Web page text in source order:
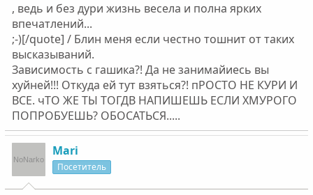
, ведь и без дури жизнь весела и полна ярких
впечатлений...
;-)[/quote] / Блин меня если честно тошнит от таких
высказываний.
Зависимость с гашика?! Да не занимайиесь вы
хуйней!!! Откуда ей тут взяться?! пРОСТО НЕ КУРИ И
ВСЕ. чТО ЖЕ ТЫ ТОГДВ НАПИШЕШЬ ЕСЛИ ХМУРОГО
ПОПРОБУЕШЬ? ОБОСАТЬСЯ.....
Mari
Посетитель